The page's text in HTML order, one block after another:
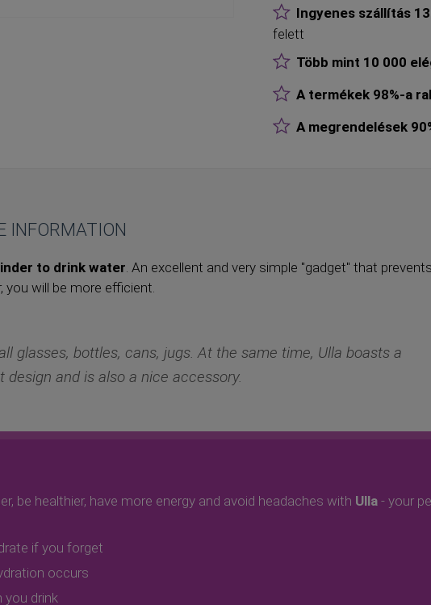
Ingyenes szállítás
felett
Több mint 10 000
A termékek 98%-a
A megrendelések
to drink water . An excellent and very simple "gadget" that
will be more efficient.
glasses, bottles, cans, jugs. At the same time, Ulla boasts a
design and is also a nice accessory.
be healthier, have more energy and avoid headaches with Ulla- your
if you forget
occurs
you drink
INFORMATION